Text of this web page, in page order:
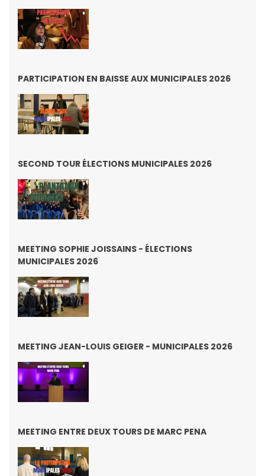
PARTICIPATION EN BAISSE AUX MUNICIPALES 2026
SECOND TOUR ÉLECTIONS MUNICIPALES 2026
MEETING SOPHIE JOISSAINS - ÉLECTIONS
MUNICIPALES 2026
MEETING JEAN-LOUIS GEIGER - MUNICIPALES 2026
MEETING ENTRE DEUX TOURS DE MARC PENA